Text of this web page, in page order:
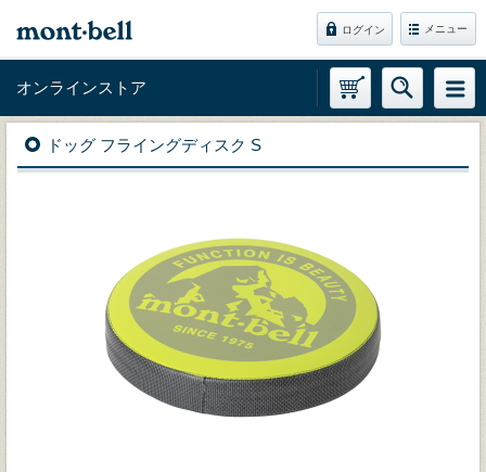
ログイン メニュー
オンラインストア
ドッグ フライングディスク S